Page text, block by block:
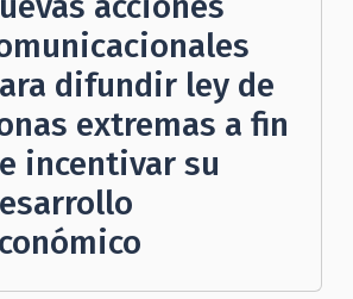
difundir ley de
extremas a fin
incentivar su